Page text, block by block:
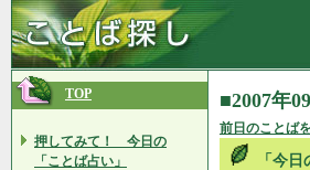
TOP
押してみて！ 今日の
「ことば占い」
■2007年
前日のことば
「今日